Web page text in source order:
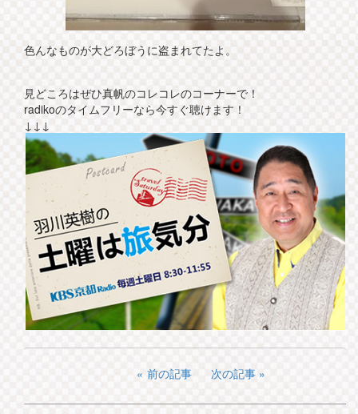
色んなものが大どろぼうに盗まれてたよ。
見どころはぜひ真帆のコレコレのコーナーで！
radikoのタイムフリーなら今すぐ聴けます！
↓↓↓
前の記事 次の記事